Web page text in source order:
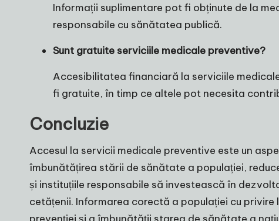
Informații suplimentare pot fi obținute de la
responsabile cu sănătatea publică.
Sunt gratuite serviciile medicale preventive?
Accesibilitatea financiară la serviciile
fi gratuite, în timp ce altele pot necesita
Concluzie
Accesul la servicii medicale preventive este un
îmbunătățirea stării de sănătate a populației,
și instituțiile responsabile să investească în
cetățenii. Informarea corectă a populației cu